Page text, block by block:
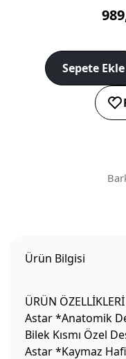
Sepete Ekle
Ürün Bilgisi
ÜRÜN
Astar *Anatomik
Bilek Kısmı Özel
Astar *Kaymaz